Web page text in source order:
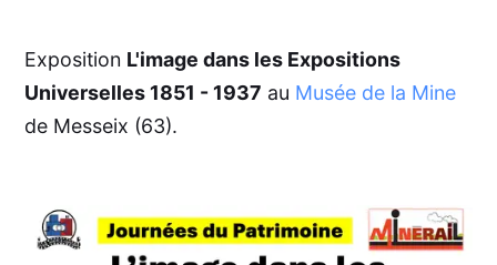
Exposition L'image dans les Expositions
Universelles 1851 - 1937 au Musée de la Mine
de Messeix (63).